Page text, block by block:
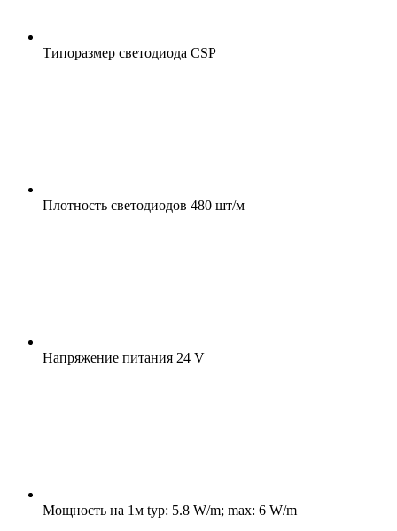
Типоразмер светодиода CSP
Плотность светодиодов 480 шт/м
Напряжение питания 24 V
Мощность на 1м typ: 5.8 W/m; max: 6 W/m